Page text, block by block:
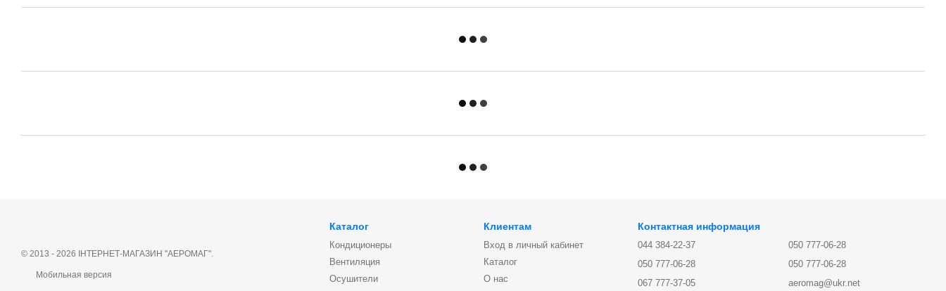
© 2013 - 2026 ІНТЕРНЕТ-МАГАЗИН "АЕРОМАГ".
Мобильная версия
Каталог
Кондиционеры
Вентиляция
Осушители
Клиентам
Вход в личный кабинет
Каталог
О нас
Контактная информация
044 384-22-37
050 777-06-28
067 777-37-05
050 777-06-28
050 777-06-28
aeromag@ukr.net